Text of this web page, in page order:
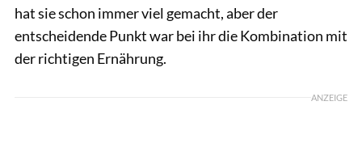
hat sie schon immer viel gemacht, aber der
entscheidende Punkt war bei ihr die Kombination mit
der richtigen Ernährung.
ANZEIGE